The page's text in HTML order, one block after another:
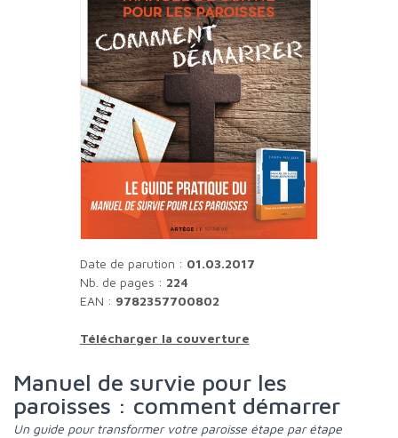
Date de parution : 01.03.2017
Nb. de pages : 224
EAN : 9782357700802
Télécharger la couverture
Manuel de survie pour les
paroisses : comment démarrer
Un guide pour transformer votre paroisse étape par étape